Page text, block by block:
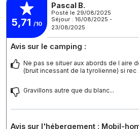
5,71 /10
Pascal B.
Posté le 29/08/2025
Séjour : 16/08/2025 -
23/08/2025
Avis sur le camping :
Ne pas se situer aux abords de l aire
(bruit incessant de la tyrolienne) si rec
Gravillons autre que du blanc...
Avis sur l'hébergement : Mobil-